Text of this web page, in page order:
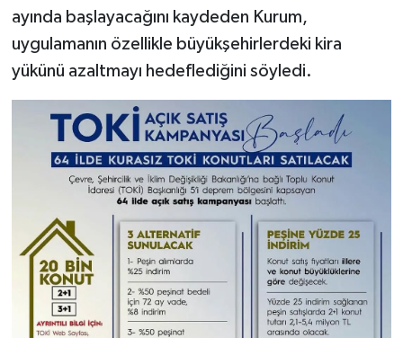
ayında başlayacağını kaydeden Kurum,
uygulamanın özellikle büyükşehirlerdeki kira
yükünü azaltmayı hedeflediğini söyledi.